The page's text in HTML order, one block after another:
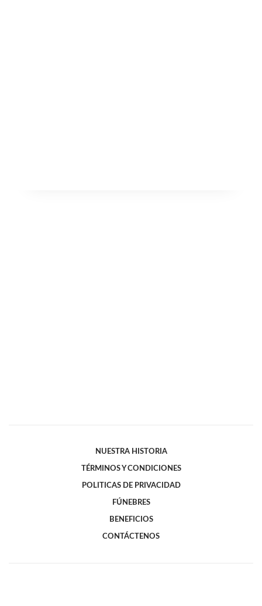
NUESTRA HISTORIA
TÉRMINOS Y CONDICIONES
POLITICAS DE PRIVACIDAD
FÚNEBRES
BENEFICIOS
CONTÁCTENOS